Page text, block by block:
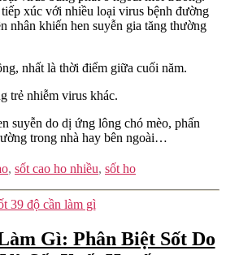
xúc với nhiều loại virus bệnh đường
nhân khiến hen suyễn gia tăng thường
nhất là thời điểm giữa cuối năm.
trẻ nhiễm virus khác.
suyễn do dị ứng lông chó mèo, phấn
trong nhà hay bên ngoài…
, sốt cao ho nhiều, sốt ho
Categories
39 độ cần làm gì
Gì: Phân Biệt Sốt Do